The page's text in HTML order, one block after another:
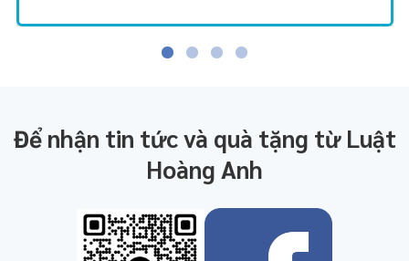
Để nhận tin tức và quà tặng từ Luật
Hoàng Anh